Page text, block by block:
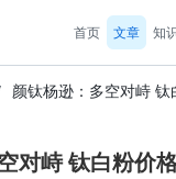
首页 文章 知
颜钛杨逊：多空对峙
对峙 钛白粉价